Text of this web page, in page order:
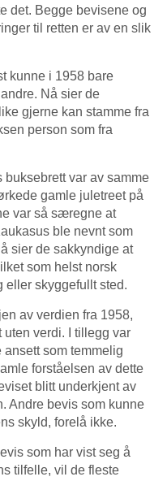
det. Begge bevisene og
til retten er av en slik
kunne i 1958 bare
Nå sier de
gjerne kan stamme fra
person som fra
buksebrett var av samme
gamle juletreet på
var så særegne at
ble nevnt som
sier de sakkyndige at
som helst norsk
eller skyggefullt sted.
av verdien fra 1958,
uten verdi. I tillegg var
som temmelig
forståelsen av dette
blitt underkjent av
Andre bevis som kunne
skyld, forelå ikke.
som har vist seg å
tilfelle, vil de fleste